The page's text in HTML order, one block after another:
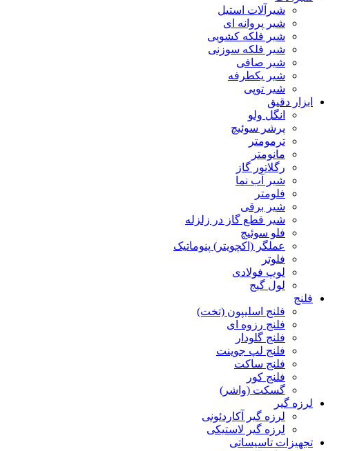
شیرآلات استیل
شیر پروانه ای
شیر فلکه کشویی
شیر فلکه سوزنی
شیر صافی
شیر یکطرفه
شیر توپی
ابزار دقیق
انگل ولو
پرشر سوئیچ
ترمومتر
مانومتر
رگلاتور گاز
شیر آب نما
فلومتر
شیر برقی
شیر قطع گاز در زلزله
فلو سوئیچ
عملگر (اکچویتر) پنوماتیک
فلوتر
لوپ فولادی
لول گیج
فلنج
فلنج اسلیپون (تخت)
فلنج رزوه ای
فلنج گلودار
فلنج لپ جوینت
فلنج ساکت
فلنج کور
گسکت (واشر)
لرزه گیر
لرزه گیر آکاردئونی
لرزه گیر لاستیکی
تجهیزات تاسیساتی